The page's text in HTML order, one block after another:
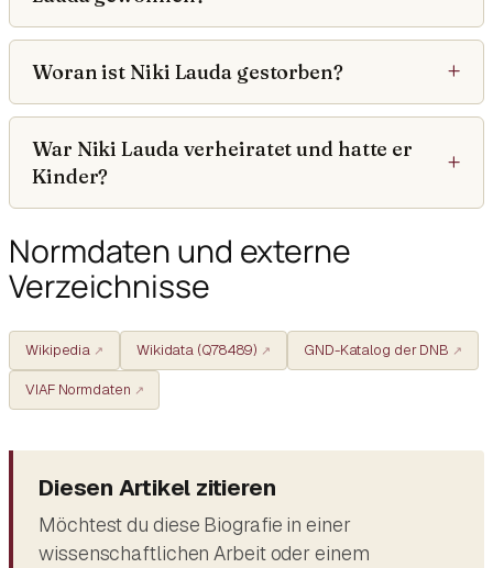
Woran ist Niki Lauda gestorben?
War Niki Lauda verheiratet und hatte er
Kinder?
Normdaten und externe
Verzeichnisse
Wikipedia Wikidata (Q78489) GND-Katalog der DNB
VIAF Normdaten
Diesen Artikel zitieren
Möchtest du diese Biografie in einer
wissenschaftlichen Arbeit oder einem